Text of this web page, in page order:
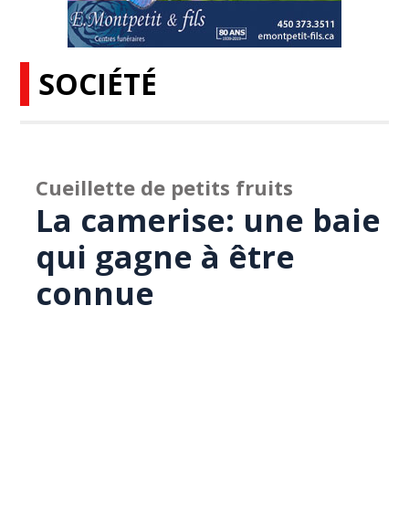
SOCIÉTÉ
Cueillette de petits fruits
La camerise: une baie
qui gagne à être
connue